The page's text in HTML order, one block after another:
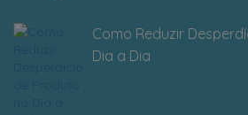
Como Reduzir
Dia a Dia